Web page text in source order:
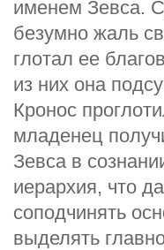
именем Зевса.
безумно жаль
глотал ее
из них она
Кронос
младенец
Зевса в
иерархия, что
соподчинять
выделять